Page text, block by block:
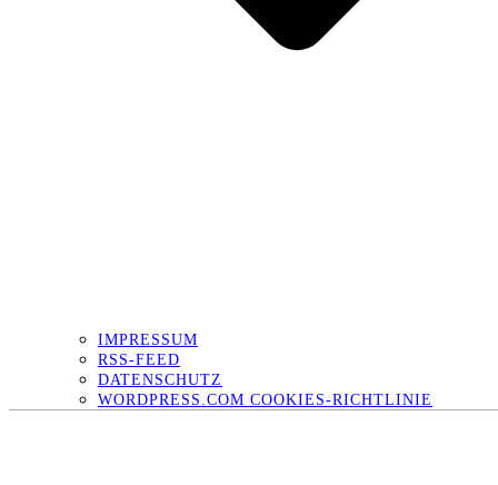
IMPRESSUM
RSS-FEED
DATENSCHUTZ
WORDPRESS.COM COOKIES-RICHTLINIE